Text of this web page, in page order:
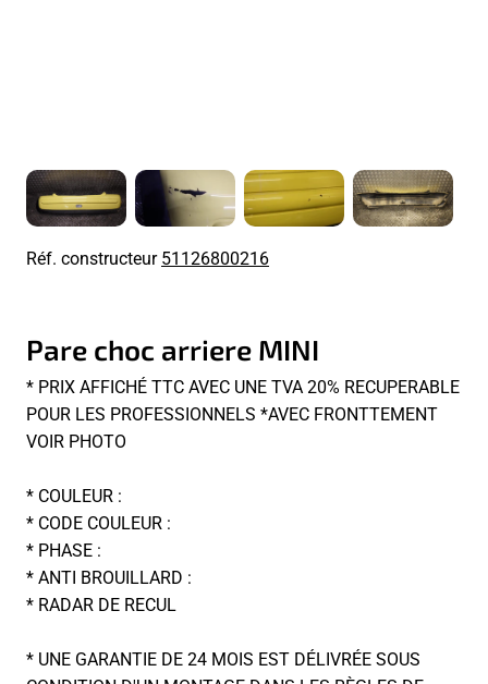
Réf. constructeur51126800216
Pare choc arriere MINI
* PRIX AFFICHÉ TTC AVEC UNE TVA 20% RECUPERABLE
POUR LES PROFESSIONNELS *AVEC FRONTTEMENT
VOIR PHOTO
* COULEUR :
* CODE COULEUR :
* PHASE :
* ANTI BROUILLARD :
* RADAR DE RECUL
* UNE GARANTIE DE 24 MOIS EST DÉLIVRÉE SOUS